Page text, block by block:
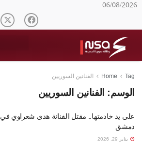
06/08/2026
Home Tag الفنانين السوريين
الوسم: الفنانين السوريين
على يد خادمتها.. مقتل الفنانة هدى شعراوي في
دمشق
يناير 29, 2026